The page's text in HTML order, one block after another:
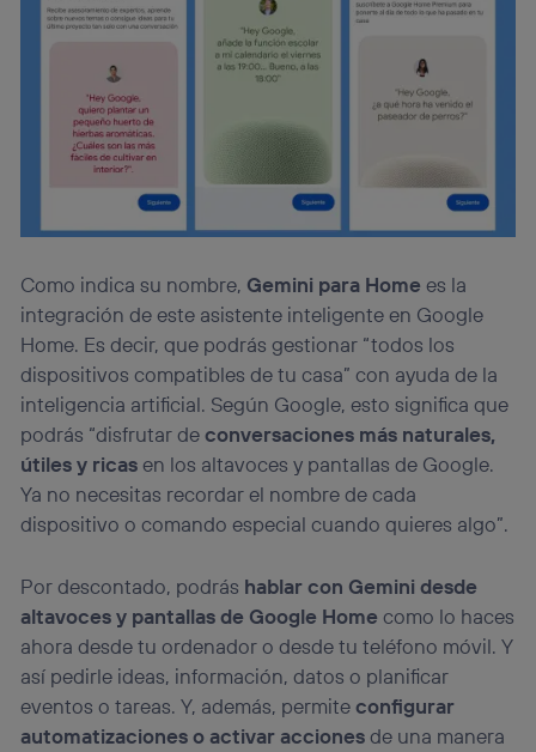
Como indica su nombre, Gemini para Home es la
integración de este asistente inteligente en Google
Home. Es decir, que podrás gestionar “todos los
dispositivos compatibles de tu casa” con ayuda de la
inteligencia artificial. Según Google, esto significa que
podrás “disfrutar deconversaciones más naturales,
útiles y ricasen los altavoces y pantallas de Google.
Ya no necesitas recordar el nombre de cada
dispositivo o comando especial cuando quieres algo”.
Por descontado, podrás hablar con Gemini desde
altavoces y pantallas de Google Home como lo haces
ahora desde tu ordenador o desde tu teléfono móvil. Y
así pedirle ideas, información, datos o planificar
eventos o tareas. Y, además, permiteconfigurar
automatizaciones o activar accionesde una manera